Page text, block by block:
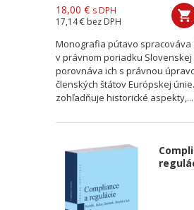
18,00 € s DPH
17,14 € bez DPH
Monografia pútavo
v právnom poriadku
porovnáva ich s právnou
členských štátov Európskej
zohľadňuje historické aspekty,...